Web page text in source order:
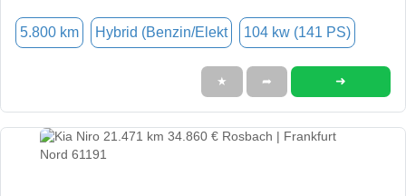
5.800 km Hybrid (Benzin/Elekt 104 kw (141 PS)
★ ➦ ➜